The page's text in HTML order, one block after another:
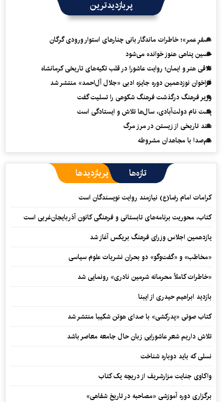
پربازدیدترین
«سفرِ عمر»؛ خاطرات ماندگار بانی چنارهای استوار ورودی گرگان
حسین پناهی هنوز خوانده می‌شود
تلاقی هنر و ایمان؛ روایت عاشورا در قلب تکیه‌های تاریخی کرمانشاه
فراخوان نوزدهمین دوره جایزه ادبی «جلال آل‌احمد» منتشر شد
وزیر فرهنگ درگذشت فرهنگ شکوهی را تسلیت گفت
پشت نام دولت‌آبادی، سال‌ها تلاش و ایستادگی است
سند تاریخی از زیستن در مرز مرگ
هم‌صدا با مجاهدان مشروطه
تازه‌ها پربازدیدها
کرامات امام رضا(ع) نیازمند روایت نویسندگان است
کتاب، محوریت برنامه‌های تابستانی و فرهنگی کانون آذربایجان‌غربی است
یازدهمین اجلاس وزرای فرهنگ بریکس آغاز شد
«مخاطب» و «گفت‌وگو» دو بحران نشریات علوم سیاسی
«خاطرات کاملاً محرمانه شرمین نادری» رونمایی شد
بازدید ابراهیم حیدری از ایبنا
کتاب صوتی «پدرکشی» با صدای هوتن شکیبا منتشر شد
تلاش داریم شعر عاشورایی زبان حال جامعه معاصر باشد
نسلی که باید دوباره شناخت
واکاوی جنایت مزارشریف از دریچه یک کتاب
برگزاری دوره آموزشی «مصاحبه در تاریخ شفاهی»